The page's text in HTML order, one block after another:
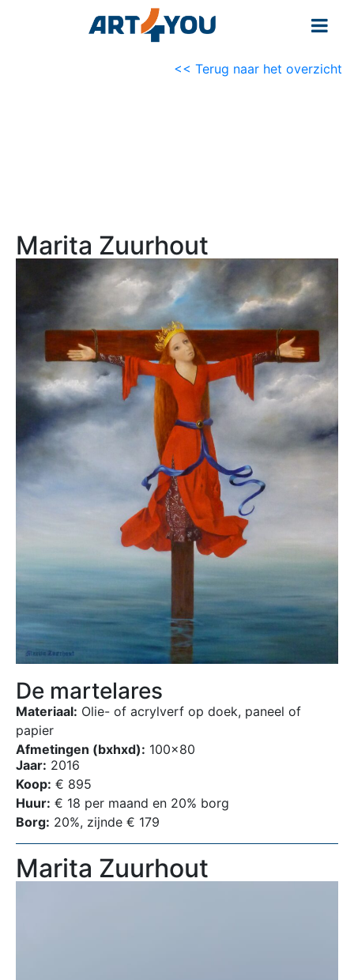
<< Terug naar het overzicht
Marita Zuurhout
De martelares
Materiaal: Olie- of acrylverf op doek, paneel of
papier
Afmetingen (bxhxd): 100×80
Jaar: 2016
Koop: € 895
Huur: € 18 per maand en 20% borg
Borg: 20%, zijnde € 179
Marita Zuurhout